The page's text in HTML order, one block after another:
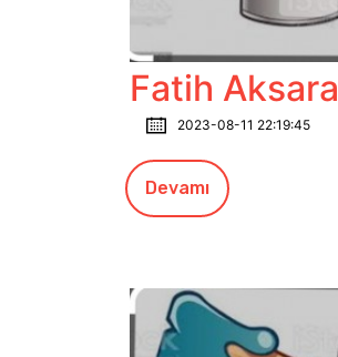
Fatih
2023-08-11 22:19:45
Devamı